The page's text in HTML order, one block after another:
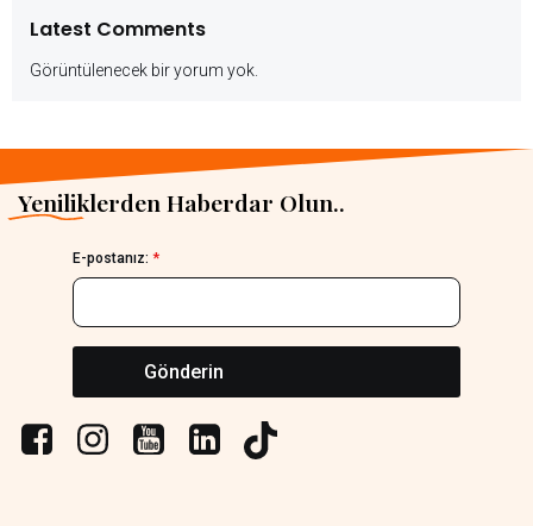
Latest Comments
Görüntülenecek bir yorum yok.
Yeniliklerden Haberdar Olun..
E-postanız: *
Gönderin